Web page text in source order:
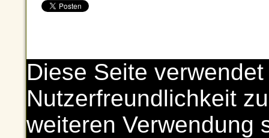
Diese Seite
Nutzerfreundlichkeit
weiteren Verwendung